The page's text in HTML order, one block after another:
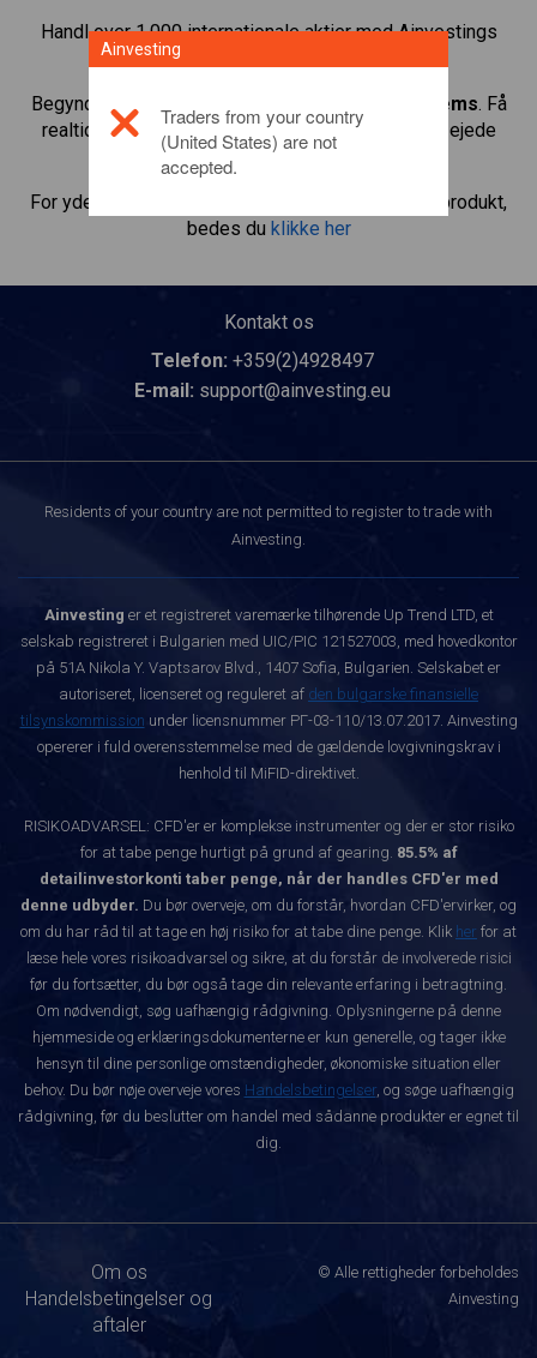
Handl over 1.000 internationale aktier med Ainvestings
CFD-handelsplatform.
Begynd at handle CFD’er med
Vestas Wind Systems. Få
realtidskurser og aktieudbytte, som hvis du selv ejede
aktien.
For yderligere oplysninger om dette investeringsprodukt,
bedes du klikke her
Kontakt os
Telefon: +359(2)4928497
E-mail: support@ainvesting.eu
Residents of your country are not permitted to register to trade with
Ainvesting.
Ainvesting er et registreret varemærke tilhørende Up Trend LTD, et
selskab registreret i Bulgarien med UIC/PIC 121527003, med hovedkontor
på 51A Nikola Y. Vaptsarov Blvd., 1407 Sofia, Bulgarien. Selskabet er
autoriseret, licenseret og reguleret af den bulgarske finansielle
tilsynskommission under licensnummer РГ-03-110/13.07.2017. Ainvesting
opererer i fuld overensstemmelse med de gældende lovgivningskrav i
henhold til MiFID-direktivet.
RISIKOADVARSEL: CFD'er er komplekse instrumenter og der er stor risiko
for at tabe penge hurtigt på grund af gearing. 85.5% af
detailinvestorkonti taber penge, når der handles CFD'er med
denne udbyder. Du bør overveje, om du forstår, hvordan CFD'ervirker, og
om du har råd til at tage en høj risiko for at tabe dine penge. Klik her for at
læse hele vores risikoadvarsel og sikre, at du forstår de involverede risici
før du fortsætter, du bør også tage din relevante erfaring i betragtning.
Om nødvendigt, søg uafhængig rådgivning. Oplysningerne på denne
hjemmeside og erklæringsdokumenterne er kun generelle, og tager ikke
hensyn til dine personlige omstændigheder, økonomiske situation eller
behov. Du bør nøje overveje vores Handelsbetingelser, og søge uafhængig
rådgivning, før du beslutter om handel med sådanne produkter er egnet til
dig.
Om os
Handelsbetingelser og
aftaler
© Alle rettigheder forbeholdes
Ainvesting
Ainvesting
Traders from your country
(United States) are not
accepted.